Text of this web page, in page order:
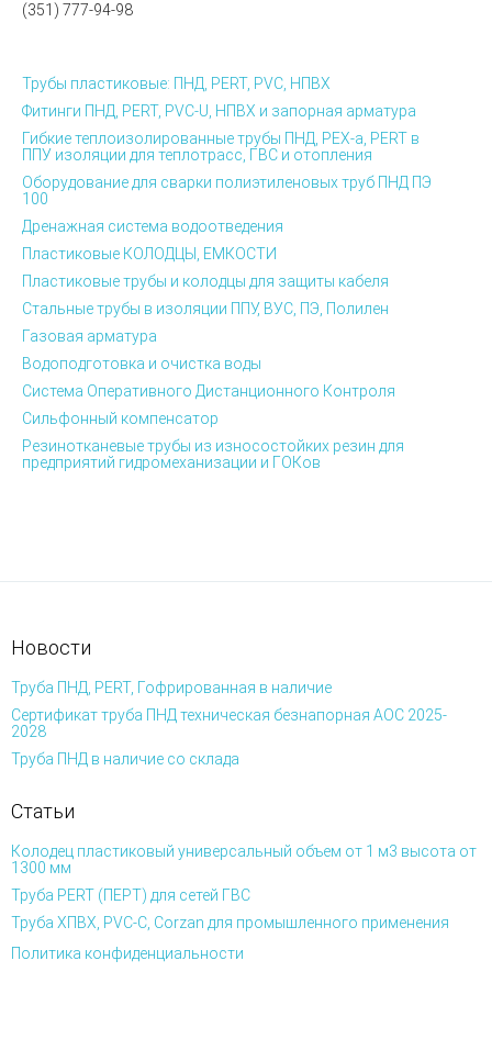
(351) 777-94-98
Трубы пластиковые: ПНД, PERT, PVC, НПВХ
Фитинги ПНД, PERT, PVC-U, НПВХ и запорная арматура
Гибкие теплоизолированные трубы ПНД, PEX-а, PERT в
ППУ изоляции для теплотрасс, ГВС и отопления
Оборудование для сварки полиэтиленовых труб ПНД ПЭ
100
Дренажная система водоотведения
Пластиковые КОЛОДЦЫ, ЕМКОСТИ
Пластиковые трубы и колодцы для защиты кабеля
Стальные трубы в изоляции ППУ, ВУС, ПЭ, Полилен
Газовая арматура
Водоподготовка и очистка воды
Система Оперативного Дистанционного Контроля
Сильфонный компенсатор
Резинотканевые трубы из износостойких резин для
предприятий гидромеханизации и ГОКов
Новости
Труба ПНД, PERT, Гофрированная в наличие
Сертификат труба ПНД техническая безнапорная АОС 2025-
2028
Труба ПНД в наличие со склада
Статьи
Колодец пластиковый универсальный объем от 1 м3 высота от
1300 мм
Труба PERT (ПЕРТ) для сетей ГВС
Труба ХПВХ, PVC-C, Corzan для промышленного применения
Политика конфиденциальности